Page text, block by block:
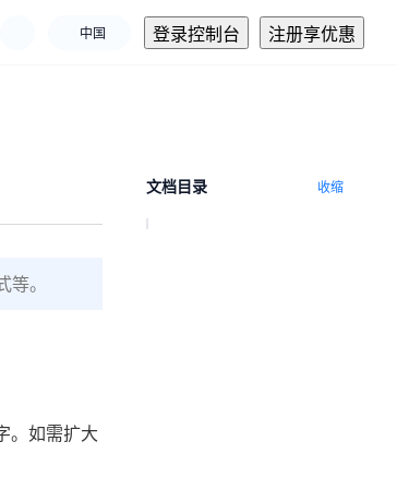
中国 登录控制台 注册享优惠
。
。如需扩大
文档目录 收缩